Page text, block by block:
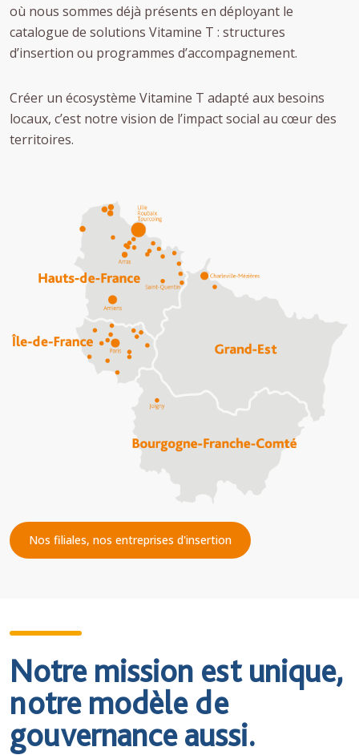
où nous sommes déjà présents en déployant le
catalogue de solutions Vitamine T : structures
d’insertion ou programmes d’accompagnement.
Créer un écosystème Vitamine T adapté aux besoins
locaux, c’est notre vision de l’impact social au cœur des
territoires.
Nos filiales, nos entreprises d'insertion
Notre mission est unique,
notre modèle de
gouvernance aussi.